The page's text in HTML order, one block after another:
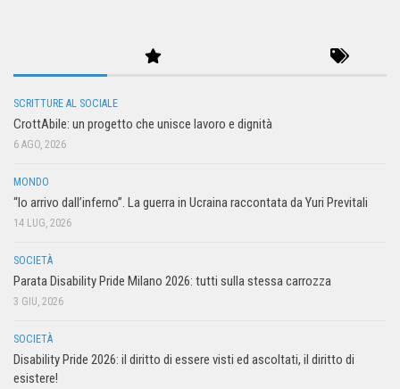
SCRITTURE AL SOCIALE
CrottAbile: un progetto che unisce lavoro e dignità
6 AGO, 2026
MONDO
“Io arrivo dall’inferno”. La guerra in Ucraina raccontata da Yuri Previtali
14 LUG, 2026
SOCIETÀ
Parata Disability Pride Milano 2026: tutti sulla stessa carrozza
3 GIU, 2026
SOCIETÀ
Disability Pride 2026: il diritto di essere visti ed ascoltati, il diritto di
esistere!